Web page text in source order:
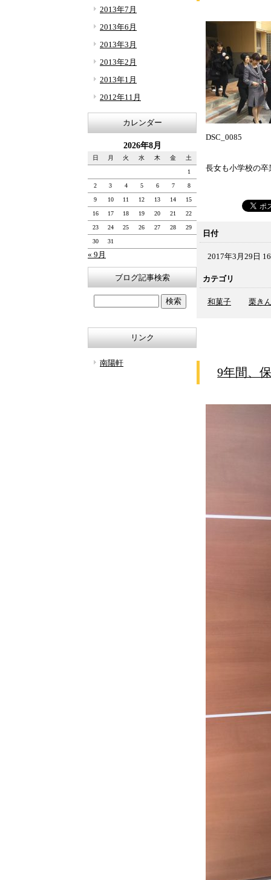
DSC_0085
長女も小学校の
日付
2017年3月29日
カテゴリ
和菓子 栗き
9年間、
2013年7月
2013年6月
2013年3月
2013年2月
2013年1月
2012年11月
カレンダー
2026年8月
日 月 火 水 木 金 土
1
2 3 4 5 6 7 8
9 10 11 12 13 14 15
16 17 18 19 20 21 22
23 24 25 26 27 28 29
30 31
« 9月
ブログ記事検索
リンク
南陽軒